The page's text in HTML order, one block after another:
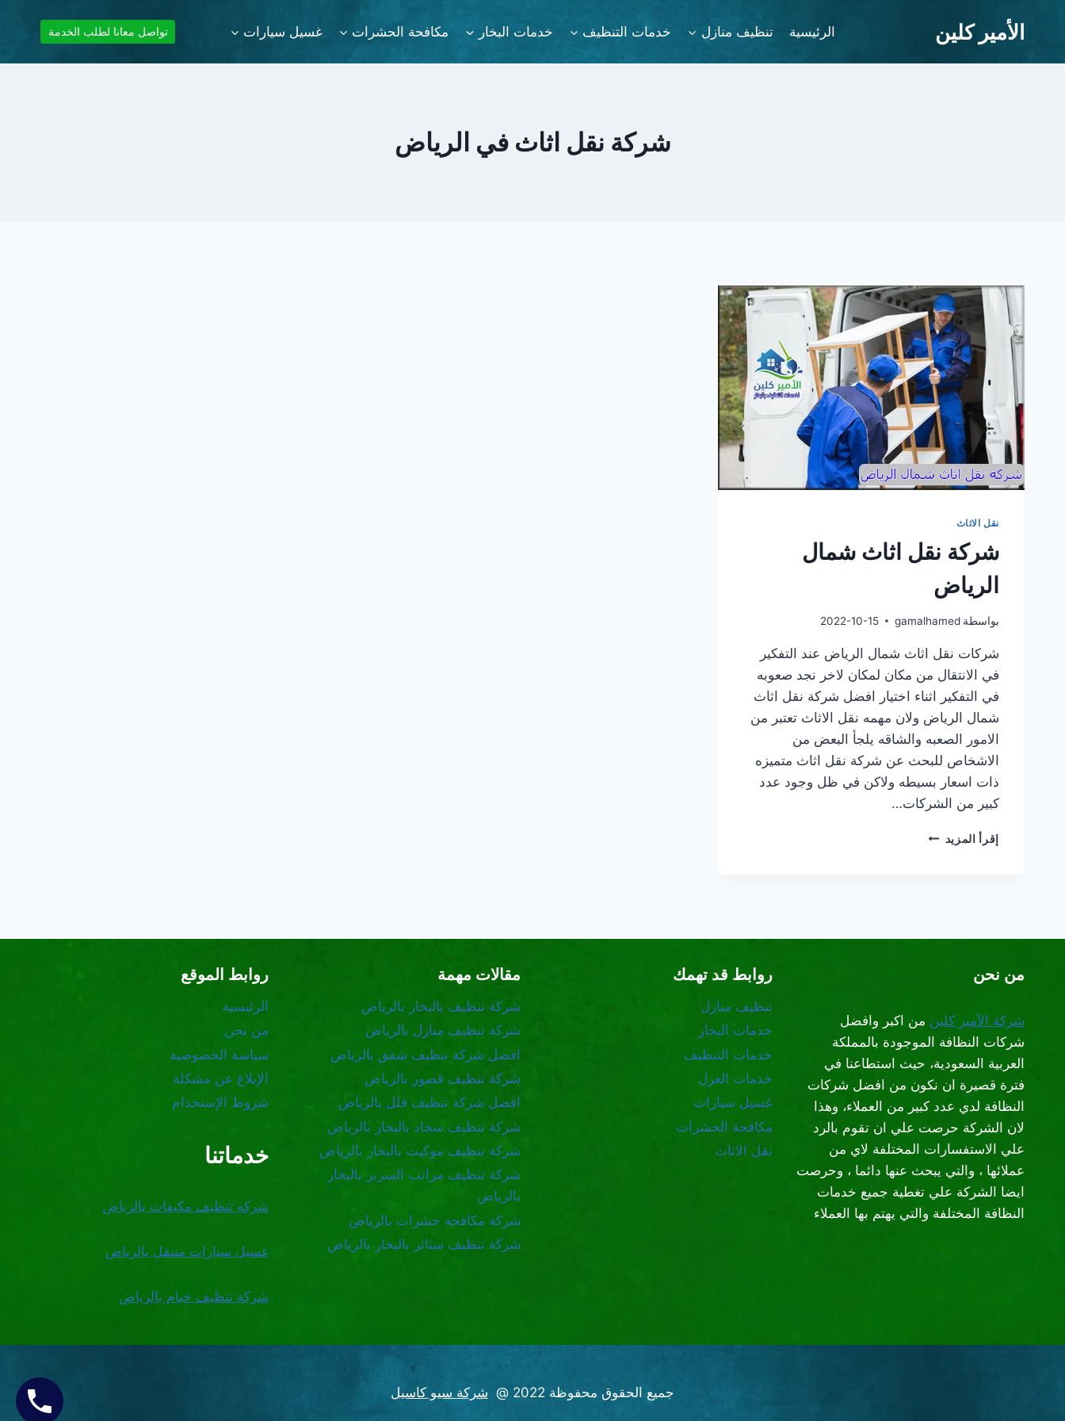
الأمير كلين الرئيسية تنظيف منازل خدمات التنظيف خدمات البخار مكافحة الحشرات غسيل سيارات تواصل معانا لطلب الخدمة
شركة نقل اثاث في الرياض
نقل الاثاث
شركة نقل اثاث شمال
الرياض
بواسطة gamalhamed
2022-10-15
شركات نقل اثاث شمال الرياض عند التفكير
في الانتقال من مكان لمكان لاخر نجد صعوبه
في التفكير اثناء اختيار افضل شركة نقل اثاث
شمال الرياض ولان مهمه نقل الاثاث تعتبر من
الامور الصعبه والشاقه يلجأ البعض من
الاشخاص للبحث عن شركة نقل اثاث متميزه
ذات اسعار بسيطه ولاكن في ظل وجود عدد
كبير من الشركات…
إقرأ المزيد شركة
من نحن
شركة الأمير كلين من اكبر وافضل
شركات النظافة الموجودة بالمملكة
العربية السعودية، حيث استطاعنا في
فترة قصيرة ان نكون من افضل شركات
النظافة لدي عدد كبير من العملاء، وهذا
لان الشركة حرصت علي ان تقوم بالرد
علي الاستفسارات المختلفة لاي من
عملائها ، والتي يبحث عنها دائما ، وحرصت
ايضا الشركة علي تغطية جميع خدمات
النظافة المختلفة والتي يهتم بها العملاء
روابط قد تهمك
تنظيف منازل
خدمات البخار
خدمات التنظيف
خدمات العزل
غسيل سيارات
مكافحة الحشرات
نقل الاثاث
مقالات مهمة
شركة تنظيف بالبخار بالرياض
شركة تنظيف منازل بالرياض
افضل شركة تنظيف شقق بالرياض
شركة تنظيف قصور بالرياض
افضل شركة تنظيف فلل بالرياض
شركة تنظيف سجاد بالبخار بالرياض
شركة تنظيف موكيت بالبخار بالرياض
شركة تنظيف مراتب السرير بالبخار
بالرياض
شركة مكافحة حشرات بالرياض
شركة تنظيف ستائر بالبخار بالرياض
روابط الموقع
الرئيسية
من نحن
سياسة الخصوصية
الإبلاغ عن مشكلة
شروط الإستخدام
خدماتنا
شركه تنظيف مكيفات بالرياض
غسيل سيارات متنقل بالرياض
شركة تنظيف خيام بالرياض
جميع الحقوق محفوظة 2022 @ شركة سيو كاسيل